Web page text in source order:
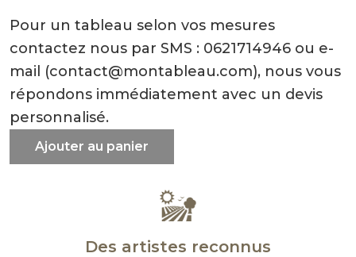
Pour un tableau selon vos mesures
contactez nous par SMS : 0621714946 ou e-
mail (contact@montableau.com), nous vous
répondons immédiatement avec un devis
personnalisé.
Ajouter au panier
Des artistes reconnus